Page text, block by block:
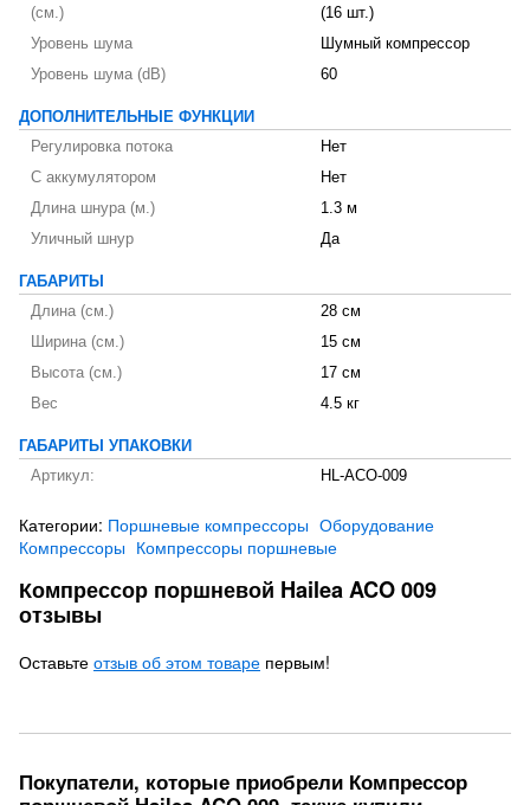
(см.)
(16 шт.)
Уровень шума
Шумный компрессор
Уровень шума (dB)
60
ДОПОЛНИТЕЛЬНЫЕ ФУНКЦИИ
Регулировка потока
Нет
С аккумулятором
Нет
Длина шнура (м.)
1.3 м
Уличный шнур
Да
ГАБАРИТЫ
Длина (см.)
28 см
Ширина (см.)
15 см
Высота (см.)
17 см
Вес
4.5 кг
ГАБАРИТЫ УПАКОВКИ
Артикул:
HL-ACO-009
Категории: Поршневые компрессоры Оборудование
Компрессоры Компрессоры поршневые
Компрессор поршневой Hailea ACO 009
отзывы
Оставьте отзыв об этом товаре первым!
Покупатели, которые приобрели Компрессор